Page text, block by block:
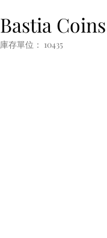
Bastia
庫存單位： 10435